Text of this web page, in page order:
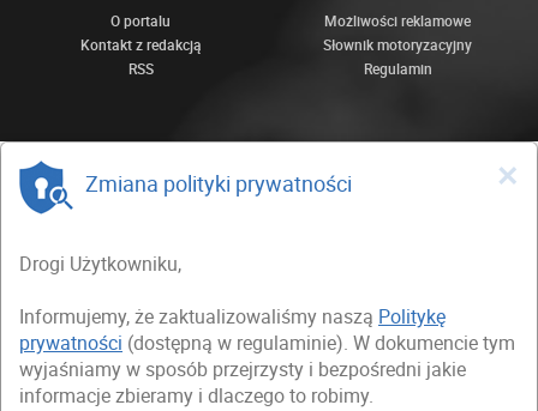
O portalu
Możliwości reklamowe
Kontakt z redakcją
Słownik motoryzacyjny
RSS
Regulamin
×
Zmiana polityki prywatności
Drogi Użytkowniku,
Informujemy, że zaktualizowaliśmy naszą Politykę
prywatności (dostępną w regulaminie). W dokumencie tym
wyjaśniamy w sposób przejrzysty i bezpośredni jakie
informacje zbieramy i dlaczego to robimy.